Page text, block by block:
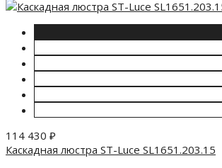
114 430 ₽
Каскадная люстра ST-Luce SL1651.203.15